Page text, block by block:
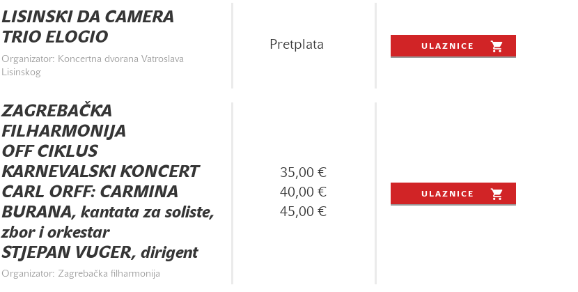
LISINSKI DA CAMERA
TRIO ELOGIO
Organizator: Koncertna dvorana Vatroslava
Lisinskog
Pretplata ULAZNICE
ZAGREBAČKA
FILHARMONIJA
OFF CIKLUS
KARNEVALSKI KONCERT
CARL ORFF: CARMINA
BURANA, kantata za soliste,
zbor i orkestar
STJEPAN VUGER, dirigent
Organizator: Zagrebačka filharmonija
35,00 €
40,00 €
45,00 €
ULAZNICE